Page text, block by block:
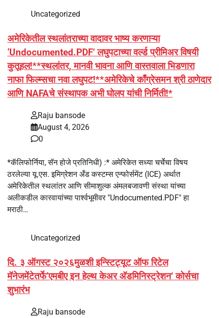
Uncategorized
अमेरिकेतील स्थलांतराच्या वादावर भाष्य करणाऱ्या
‘Undocumented.PDF’ लघुपटाच्या वर्ल्ड प्रीमिअर विषयी
कुतूहल!**स्थलांतर, मानवी भावना आणि वास्तवाला भिडणारा
नाफा फिल्म्सचा नवा लघुपट!**अमेरिकेचे काँग्रेसमन श्री ठाणेदार
आणि NAFAचे संस्थापक अभी घोलप यांची निर्मिती!*
Raju bansode
August 4, 2026
0
*कॅलिफोर्निया, सॅन होजे प्रतिनिधी) :* अमेरिकेत सध्या चर्चेचा विषय
ठरलेल्या यू.एस. इमिग्रेशन अँड कस्टम्स एन्फोर्समेंट (ICE) अर्थात
अमेरिकेतील स्थलांतर आणि सीमाशुल्क अंमलबजावणी संस्था यांच्या
अलीकडील कारवायांच्या पार्श्वभूमीवर "Undocumented.PDF" हा
मराठी…
Uncategorized
दि. ३ ऑगस्ट २०२६मुळशी इन्स्टिट्यूट ऑफ रिटेल
मॅनेजमेंटेतर्फे‘एमबीए इन हेल्थ केअर अ‍ॅडमिनिस्ट्रेशन’ कोर्सचा
शुभारंभ
Raju bansode